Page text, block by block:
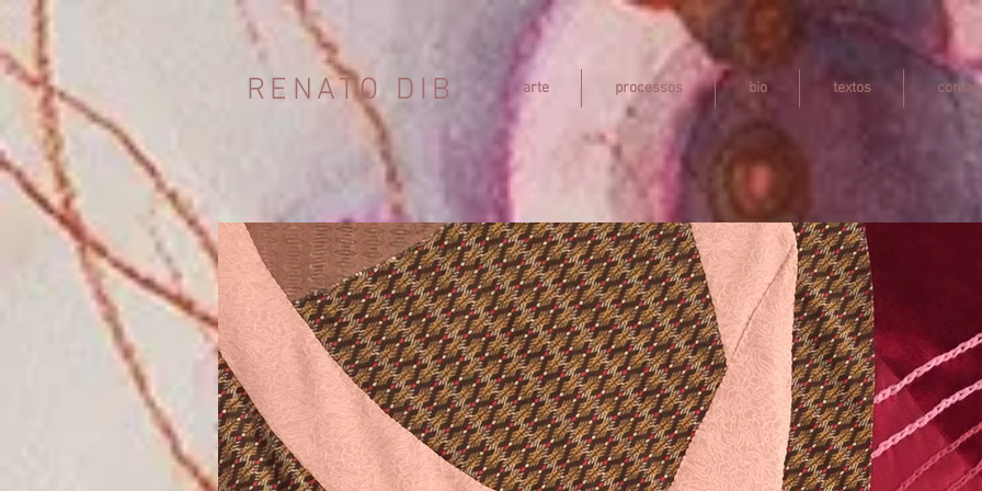
RENATO DIB arte processos bio textos